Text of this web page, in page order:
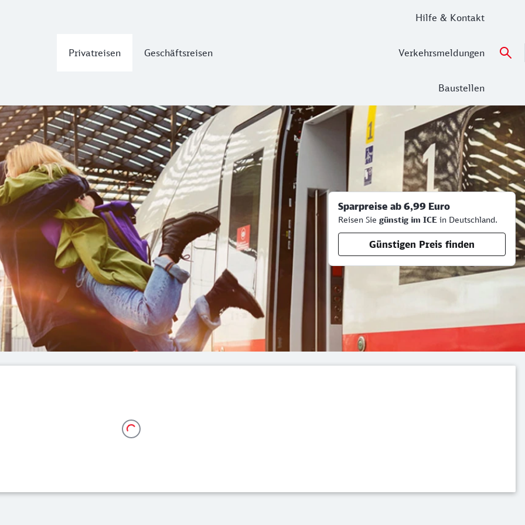
Privatreisen Geschäftsreisen
Hilfe & Kontakt
Verkehrsmeldungen
Baustellen
Deutschland
Sparpreise ab 6,99 Euro
Reisen Sie günstig im ICE in Deutschland.
Günstigen Preis finden